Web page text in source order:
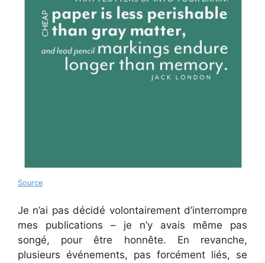
Source
Je n’ai pas décidé volontairement d’interrompre
mes publications – je n’y avais même pas
songé, pour être honnête. En revanche,
plusieurs événements, pas forcément liés, se